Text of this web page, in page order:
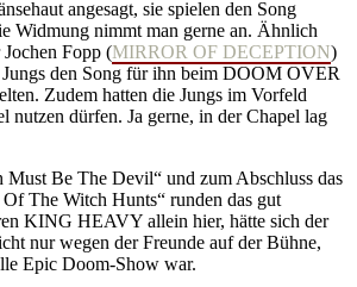
angesagt, sie spielen den Song
Widmung nimmt man gerne an. Ähnlich
Fopp (MIRROR OF DECEPTION)
Jungs den Song für ihn beim DOOM OVER
Zudem hatten die Jungs im Vorfeld
nutzen dürfen. Ja gerne, in der Chapel lag
Must Be The Devil“ und zum Abschluss das
The Witch Hunts“ runden das gut
KING HEAVY allein hier, hätte sich der
nur wegen der Freunde auf der Bühne,
Epic Doom-Show war.